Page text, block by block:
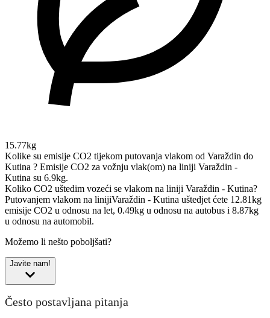
15.77kg
Kolike su emisije CO2 tijekom putovanja vlakom od Varaždin do
Kutina ? Emisije CO2 za vožnju vlak(om) na liniji Varaždin -
Kutina su 6.9kg.
Koliko CO2 uštedim vozeći se vlakom na liniji Varaždin - Kutina?
Putovanjem vlakom na linijiVaraždin - Kutina uštedjet ćete 12.81kg
emisije CO2 u odnosu na let, 0.49kg u odnosu na autobus i 8.87kg
u odnosu na automobil.
Možemo li nešto poboljšati?
Javite nam!
Često postavljana pitanja